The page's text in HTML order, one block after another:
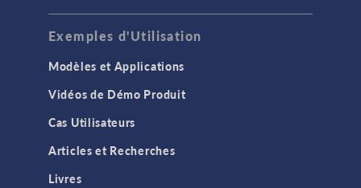
Exemples d'Utilisation
Modèles et Applications
Vidéos de Démo Produit
Cas Utilisateurs
Articles et Recherches
Livres